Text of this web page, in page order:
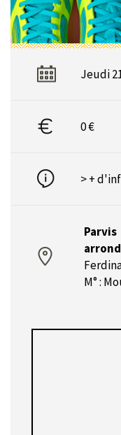
Jeudi
0 €
> +
M° :